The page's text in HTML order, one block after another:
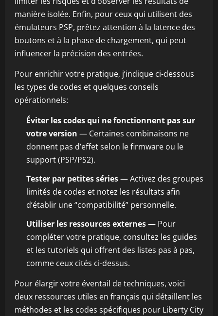
manière isolée. Enfin, pour ceux qui utilisent des
émulateurs PSP, prêtez attention à la latence des
boutons et à la phase de chargement, qui peut
influencer la précision des entrées.
Pour enrichir votre pratique, j’indique ci-dessous
les types de codes et quelques conseils
opérationnels:
Éviter les codes qui ne fonctionnent pas sur
votre version — Certaines combinaisons ne
donnent pas d’effet selon le firmware ou le
support (PSP/PS2).
Tester par petites séries— Activez des groupes
limités de codes et notez les résultats afin
d’établir une “compatibilité” personnelle.
Utiliser les ressources externes— Pour
compléter votre pratique, consultez les guides
et les tutoriels qui offrent des listes pas à pas,
comme ceux cités ci-dessus.
Pour élargir votre éventail de techniques, voici
deux ressources utiles en français qui détaillent les
méthodes et les codes spécifiques pour Liberty City